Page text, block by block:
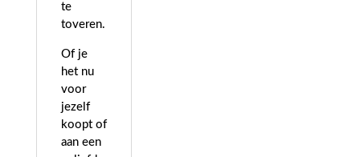
te
toveren.
Of je
het nu
voor
jezelf
koopt of
aan een